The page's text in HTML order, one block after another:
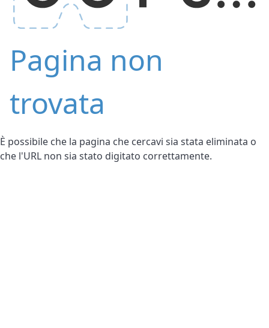
Pagina non
trovata
È possibile che la pagina che cercavi sia stata eliminata o
che l'URL non sia stato digitato correttamente.